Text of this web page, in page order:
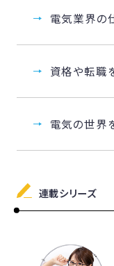
電気業界の
資格や転職
電気の世界
連載シリーズ